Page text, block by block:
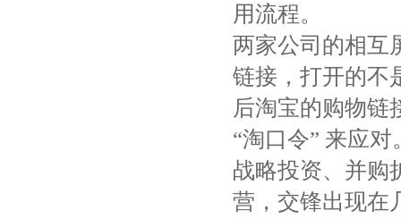
用流程。
两家公司的相互
链接，打开的不
后淘宝的购物链
“淘口令” 来应
战略投资、并购
营，交锋出现在